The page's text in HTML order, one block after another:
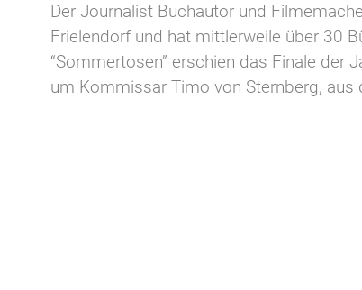
Der Journalist Buchautor und
Frielendorf und hat mittlerweile über 30
“Sommertosen” erschien das Finale der
um Kommissar Timo von Sternberg, aus